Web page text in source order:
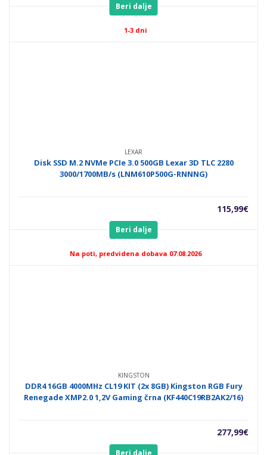
Beri dalje
1-3 dni
LEXAR
Disk SSD M.2 NVMe PCIe 3.0 500GB Lexar 3D TLC 2280
3000/1700MB/s (LNM610P500G-RNNNG)
115,99€
Beri dalje
Na poti, predvidena dobava 07.08.2026
KINGSTON
DDR4 16GB 4000MHz CL19 KIT (2x 8GB) Kingston RGB Fury
Renegade XMP2.0 1,2V Gaming črna (KF440C19RB2AK2/16)
277,99€
Beri dalje